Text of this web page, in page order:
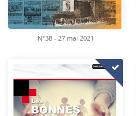
N°38 - 27 mai 2021